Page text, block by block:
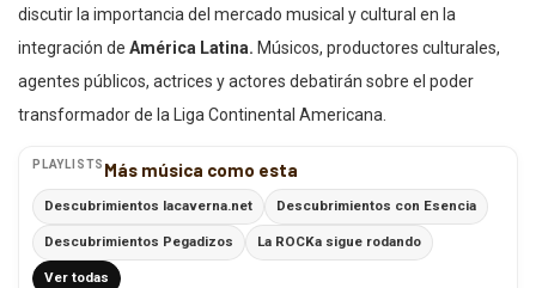
discutir la importancia del mercado musical y cultural en la
integración de América Latina. Músicos, productores culturales,
agentes públicos, actrices y actores debatirán sobre el poder
transformador de la Liga Continental Americana.
PLAYLISTS Más música como esta
Descubrimientos lacaverna.net Descubrimientos con Esencia
Descubrimientos Pegadizos La ROCKa sigue rodando
Ver todas